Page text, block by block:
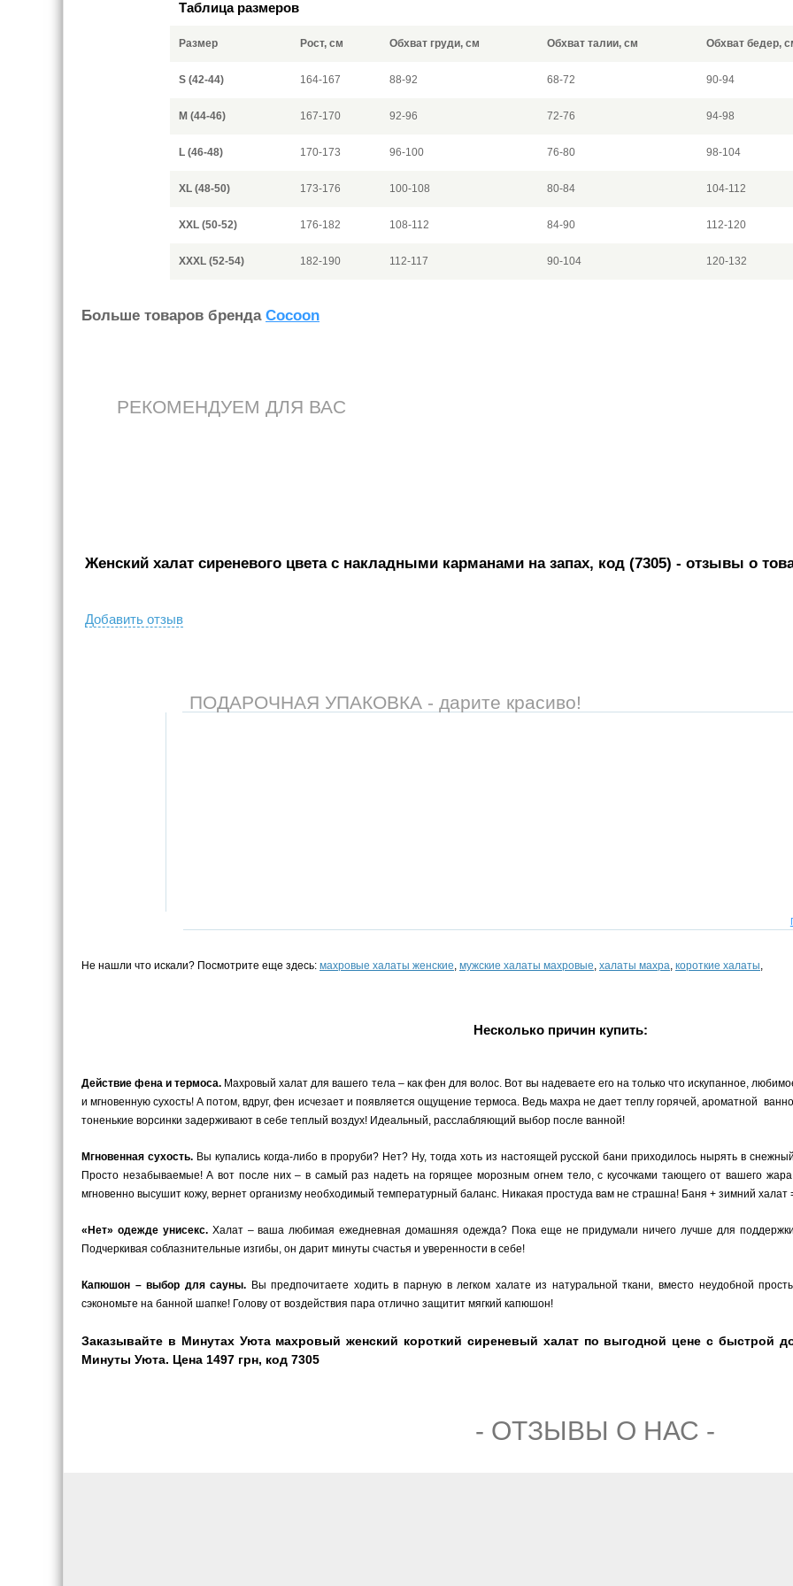
Таблица размеров
Размер Рост, см Обхват груди, см Обхват талии, см Обхват бедер,
S (42-44) 164-167 88-92 68-72 90-94
M (44-46) 167-170 92-96 72-76 94-98
L (46-48) 170-173 96-100 76-80 98-104
XL (48-50) 173-176 100-108 80-84 104-112
XXL (50-52) 176-182 108-112 84-90 112-120
XXXL (52-54) 182-190 112-117 90-104 120-132
Больше товаров бренда Cocoon
РЕКОМЕНДУЕМ ДЛЯ ВАС
Женский халат сиреневого цвета с накладными карманами на запах, код (7305) - отзывы о
Добавить отзыв
ПОДАРОЧНАЯ УПАКОВКА - дарите красиво!
Не нашли что искали? Посмотрите еще здесь: махровые халаты женские, мужские халаты махровые, халаты махра, короткие халаты,
Несколько причин купить:
Действие фена и термоса. Махровый халат для вашего тела – как фен для волос. Вот вы надеваете его на только что искупанное,
и мгновенную сухость! А потом, вдруг, фен исчезает и появляется ощущение термоса. Ведь махра не дает теплу горячей, ароматной
тоненькие ворсинки задерживают в себе теплый воздух! Идеальный, расслабляющий выбор после ванной!
Мгновенная сухость.Вы купались когда-либо в проруби? Нет? Ну, тогда хоть из настоящей русской бани приходилось нырять в
Просто незабываемые! А вот после них – в самый раз надеть на горящее морозным огнем тело, с кусочками тающего от вашего
мгновенно высушит кожу, вернет организму необходимый температурный баланс. Никакая простуда вам не страшна! Баня + зимний халат
«Нет» одежде унисекс.Халат – ваша любимая ежедневная домашняя одежда? Пока еще не придумали ничего лучше для поддержки
Подчеркивая соблазнительные изгибы, он дарит минуты счастья и уверенности в себе!
Капюшон – выбор для сауны. Вы предпочитаете ходить в парную в легком халате из натуральной ткани, вместо неудобной
сэкономьте на банной шапке! Голову от воздействия пара отлично защитит мягкий капюшон!
Заказывайте в Минутах Уюта махровый женский короткий сиреневый халат по выгодной цене с быстрой
Минуты Уюта. Цена 1497 грн, код 7305
- ОТЗЫВЫ О НАС -